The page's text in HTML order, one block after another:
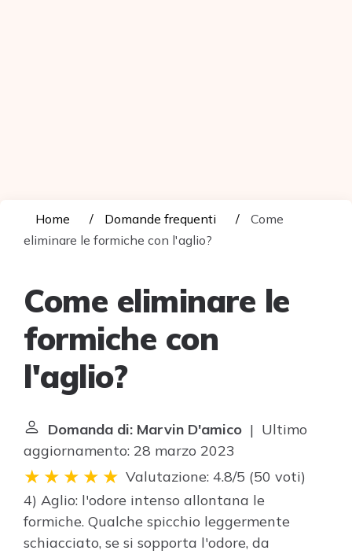
Home Domande frequenti
Come
eliminare le formiche con l'aglio?
Come eliminare le
formiche con
l'aglio?
Domanda di: Marvin D'amico | Ultimo
aggiornamento: 28 marzo 2023
Valutazione: 4.8/5 (50 voti)
4) Aglio: l'odore intenso allontana le
formiche. Qualche spicchio leggermente
schiacciato, se si sopporta l'odore, da